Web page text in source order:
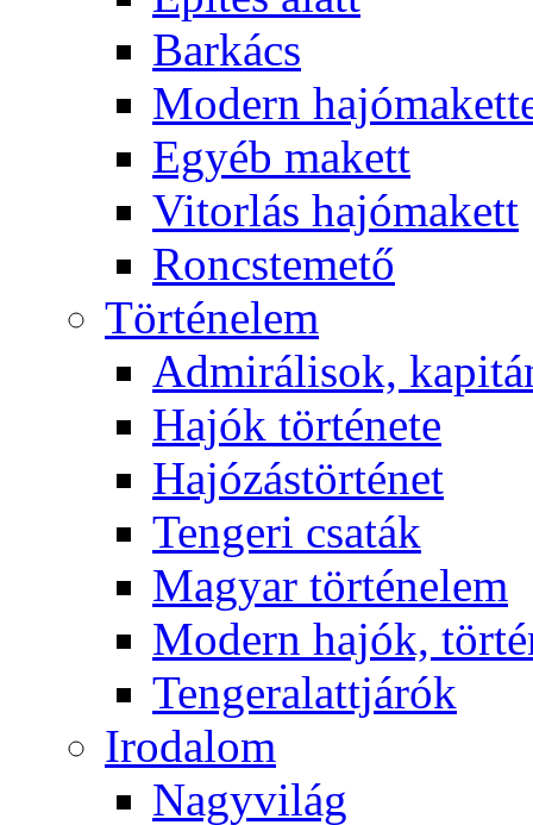
Barkács
Modern
Egyéb makett
Vitorlás hajómakett
Roncstemető
Történelem
Admirálisok,
Hajók története
Hajózástörténet
Tengeri csaták
Magyar történelem
Modern hajók,
Tengeralattjárók
Irodalom
Nagyvilág